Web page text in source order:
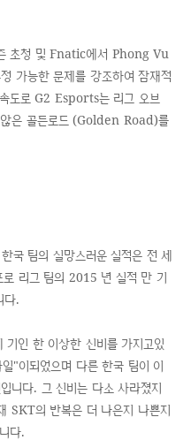
초청 및 Fnatic에서 Phong Vu
가능한 문제를 강조하여 잠재적
도로 G2 Esports는 리그 오브
은 골든로드 (Golden Road)를
국 팀의 실망스러운 실적은 전 세
리그 팀의 2015 년 실적 만 기
다.
인 한 이상한 신비를 가지고있
"이되었으며 다른 한국 팀이 이
니다. 그 신비는 다소 사라졌지
SKT의 반복은 더 나은지 나쁜지
다.